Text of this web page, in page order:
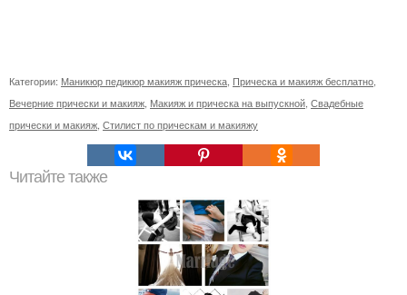
Категории: Маникюр педикюр макияж прическа Прическа и макияж бесплатно
Вечерние прически и макияж Макияж и прическа на выпускной Свадебные
прически и макияж Стилист по прическам и макияжу
Читайте также